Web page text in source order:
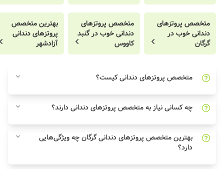
متخصص پروتزهای
دندانی خوب در
گرگان
متخصص پروتزهای
دندانی خوب در گنبد
کاووس
بهترین متخصص
پروتزهای دندانی
آزادشهر
متخصص پروتزهای دندانی کیست؟
چه کسانی نیاز به متخصص پروتزهای دندانی دارند؟
بهترین متخصص پروتزهای دندانی گرگان چه ویژگی‌هایی
دارد؟